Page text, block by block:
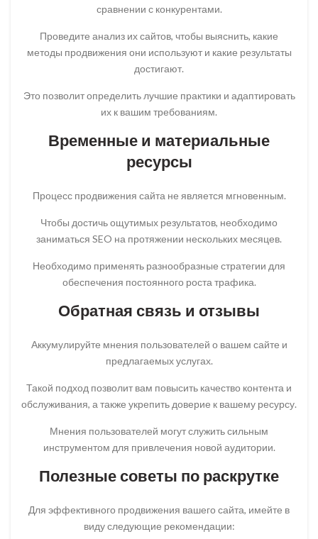
сравнении с конкурентами.
Проведите анализ их сайтов, чтобы выяснить, какие
методы продвижения они используют и какие результаты
достигают.
Это позволит определить лучшие практики и адаптировать
их к вашим требованиям.
Временные и материальные
ресурсы
Процесс продвижения сайта не является мгновенным.
Чтобы достичь ощутимых результатов, необходимо
заниматься SEO на протяжении нескольких месяцев.
Необходимо применять разнообразные стратегии для
обеспечения постоянного роста трафика.
Обратная связь и отзывы
Аккумулируйте мнения пользователей о вашем сайте и
предлагаемых услугах.
Такой подход позволит вам повысить качество контента и
обслуживания, а также укрепить доверие к вашему ресурсу.
Мнения пользователей могут служить сильным
инструментом для привлечения новой аудитории.
Полезные советы по раскрутке
Для эффективного продвижения вашего сайта, имейте в
виду следующие рекомендации: